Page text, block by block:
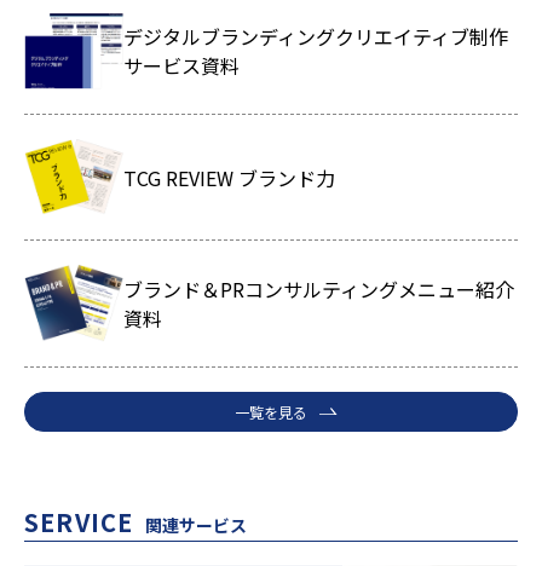
デジタルブランディングクリエイティブ制作
サービス資料
TCG REVIEW ブランド力
ブランド＆PRコンサルティングメニュー紹介
資料
一覧を見る
SERVICE 関連サービス